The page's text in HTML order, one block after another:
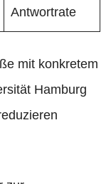
Antwortrate
mit konkretem
Hamburg